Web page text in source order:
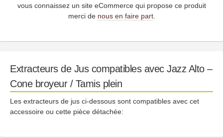
vous connaissez un site eCommerce qui propose ce produit
merci de nous en faire part.
Extracteurs de Jus compatibles avec Jazz Alto –
Cone broyeur / Tamis plein
Les extracteurs de jus ci-dessous sont compatibles avec cet
accessoire ou cette pièce détachée: